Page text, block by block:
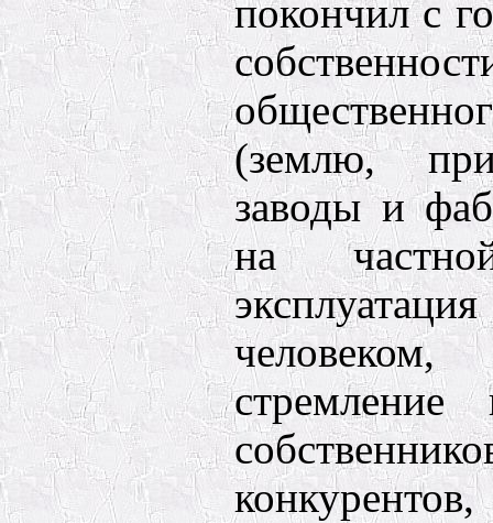
покончил с
(землю,
заводы и
на
стремление